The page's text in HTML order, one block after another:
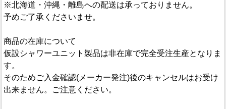
※北海道・沖縄・離島への配送は承っておりません。
予めご了承くださいませ。
商品の在庫について
仮設シャワーユニット製品は非在庫で完全受注生産となりま
す。
そのためご入金確認(メーカー発注)後のキャンセルはお受け
出来ません。ご注意ください。